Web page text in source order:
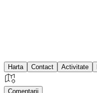
Harta Contact Activitate
Comentarii